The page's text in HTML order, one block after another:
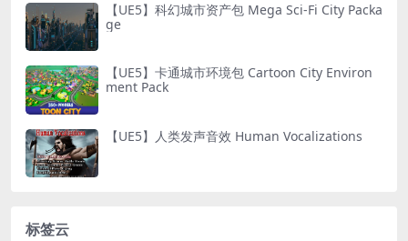
【UE5】科幻城市资产包 Mega Sci-Fi City Packa
ge
【UE5】卡通城市环境包 Cartoon City Environ
ment Pack
【UE5】人类发声音效 Human Vocalizations
标签云